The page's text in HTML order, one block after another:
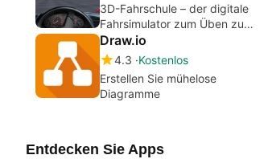
3D-Fahrschule – der digitale
Fahrsimulator zum Üben zu
Hause
Draw.io
4.3 Kostenlos
Erstellen Sie mühelose
Diagramme
Entdecken Sie Apps